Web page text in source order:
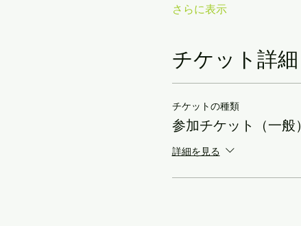
さらに表示
チケット詳細
チケットの種類
参加チケット（一般）
詳細を見る